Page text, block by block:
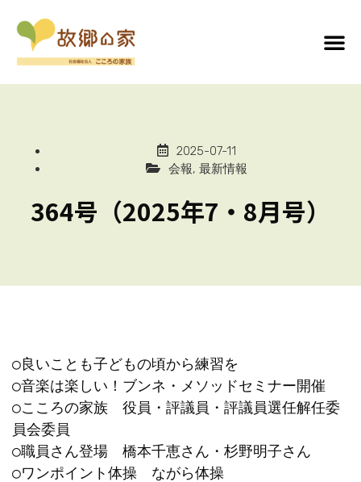
2025-07-11
会報, 最新情報
364号（2025年7・8月号）
○良いことも子どもの頃から練習を
○音楽は楽しい！ブンネ・メソッドセミナー開催
○こころの家族　役員・評議員・評議員選任解任委
員会委員
○職員さん登場　橋本千恵さん・杉野明子さん
○ワンポイント体操　ながら体操